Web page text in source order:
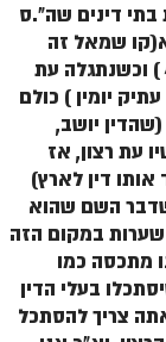
דינים שה".ס
שמאל זה
דינים ) שכל אחת במספר מאה(ולכן זה 400 ) וכשנתגלה עת
יומין ) כולם
יושב,
עת רצון, אז
דין לארץ)
שדבר השם שהוא
שערות במקום הזה
מתכסה כמו
בעלי הדין
צריך להסתכל